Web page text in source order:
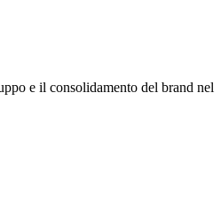
e il consolidamento del brand nel